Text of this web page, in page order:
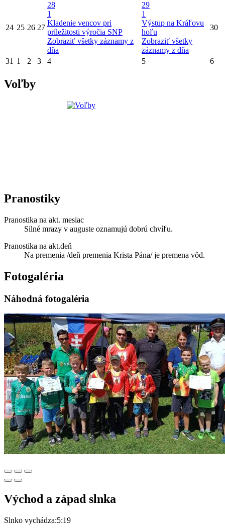
24 25 26 27
28
1
Kladenie vencov pri
príležitosti výročia SNP
Zobraziť všetky záznamy z
dňa
29
1
Výstup na Kráľovu
hoľu
Zobraziť všetky
záznamy z dňa
30
31 1 2 3 4 5 6
Voľby
Pranostiky
Pranostika na akt. mesiac
Silné mrazy v auguste oznamujú dobrú chvíľu.
Pranostika na akt.deň
Na premenia /deň premenia Krista Pána/ je premena vôd.
Fotogaléria
Náhodná fotogaléria
Východ a západ slnka
Slnko vychádza:5:19